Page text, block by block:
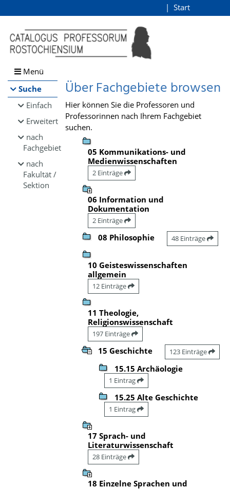
Browsen
direkt zum Inhalt
Start
Menü
Suche
Einfach
Erweitert
nach
Fachgebiet
nach
Fakultät /
Sektion
Über Fachgebiete browsen
Hier können Sie die Professoren und
Professorinnen nach Ihrem Fachgebiet
suchen.
05 Kommunikations- und
Medienwissenschaften
2 Einträge
06 Information und
Dokumentation
2 Einträge
08 Philosophie 48 Einträge
10 Geisteswissenschaften
allgemein
12 Einträge
11 Theologie,
Religionswissenschaft
197 Einträge
15 Geschichte 123 Einträge
15.15 Archäologie
1 Eintrag
15.25 Alte Geschichte
1 Eintrag
17 Sprach- und
Literaturwissenschaft
28 Einträge
18 Einzelne Sprachen und